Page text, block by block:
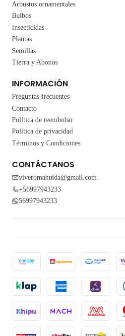
Arbustos ornamentales
Bulbos
Insecticidas
Plantas
Semillas
Tierra y Abonos
INFORMACIÓN
Preguntas frecuentes
Contacto
Política de reembolso
Política de privacidad
Términos y Condiciones
CONTÁCTANOS
viveromahuida@gmail.com
+56997943233
56997943233